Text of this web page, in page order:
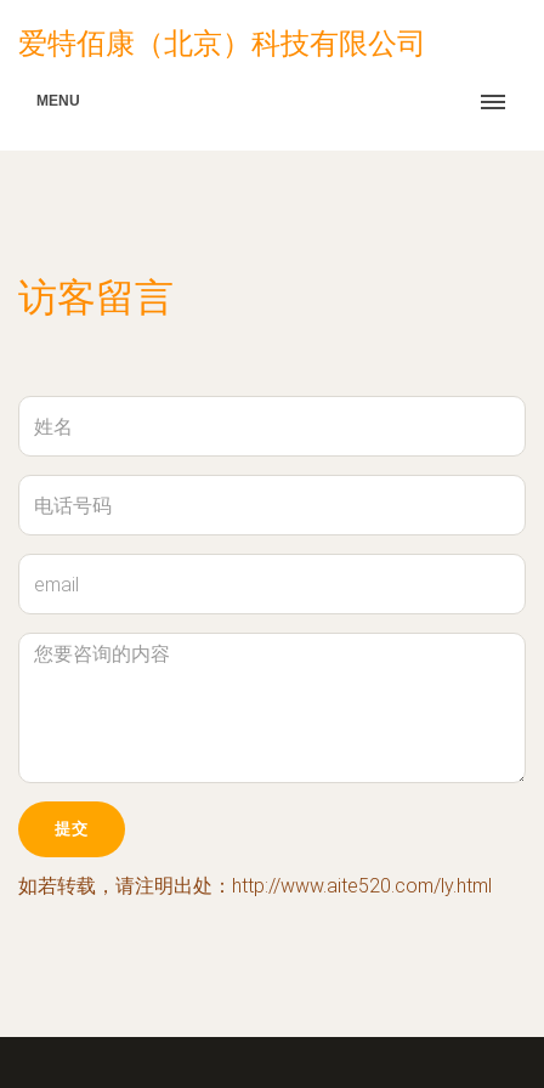
爱特佰康（北京）科技有限公司
MENU
访客留言
如若转载，请注明出处：http://www.aite520.com/ly.html